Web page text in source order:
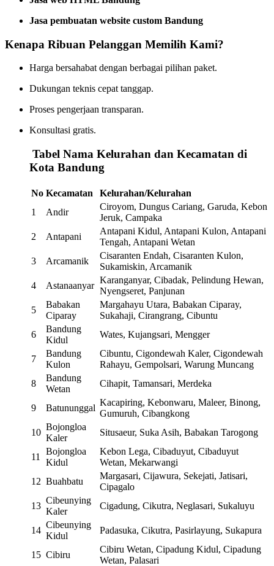
Jasa pembuatan website custom Bandung
Kenapa Ribuan Pelanggan Memilih Kami?
Harga bersahabat dengan berbagai pilihan paket.
Dukungan teknis cepat tanggap.
Proses pengerjaan transparan.
Konsultasi gratis.
Tabel Nama Kelurahan dan Kecamatan di
Kota Bandung
No Kecamatan
Kelurahan/Kelurahan
1
Andir
Ciroyom, Dungus Cariang, Garuda, Kebon
Jeruk, Campaka
2
Antapani
Antapani Kidul, Antapani Kulon, Antapani
Tengah, Antapani Wetan
3
Arcamanik
Cisaranten Endah, Cisaranten Kulon,
Sukamiskin, Arcamanik
4
Astanaanyar
Karanganyar, Cibadak, Pelindung Hewan,
Nyengseret, Panjunan
5
Babakan
Ciparay
Margahayu Utara, Babakan Ciparay,
Sukahaji, Cirangrang, Cibuntu
6
Bandung
Kidul
Wates, Kujangsari, Mengger
7
Bandung
Kulon
Cibuntu, Cigondewah Kaler, Cigondewah
Rahayu, Gempolsari, Warung Muncang
8
Bandung
Wetan
Cihapit, Tamansari, Merdeka
9 Batununggal
Kacapiring, Kebonwaru, Maleer, Binong,
Gumuruh, Cibangkong
10
Bojongloa
Kaler
Situsaeur, Suka Asih, Babakan Tarogong
11
Bojongloa
Kidul
Kebon Lega, Cibaduyut, Cibaduyut
Wetan, Mekarwangi
12 Buahbatu
Margasari, Cijawura, Sekejati, Jatisari,
Cipagalo
13
Cibeunying
Kaler
Cigadung, Cikutra, Neglasari, Sukaluyu
14
Cibeunying
Kidul
Padasuka, Cikutra, Pasirlayung, Sukapura
15 Cibiru
Cibiru Wetan, Cipadung Kidul, Cipadung
Wetan, Palasari